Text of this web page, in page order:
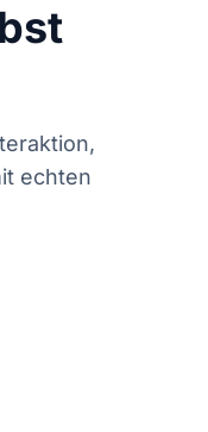
echten